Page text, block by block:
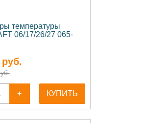
температуры
06/17/26/27 065-
+ КУПИТЬ